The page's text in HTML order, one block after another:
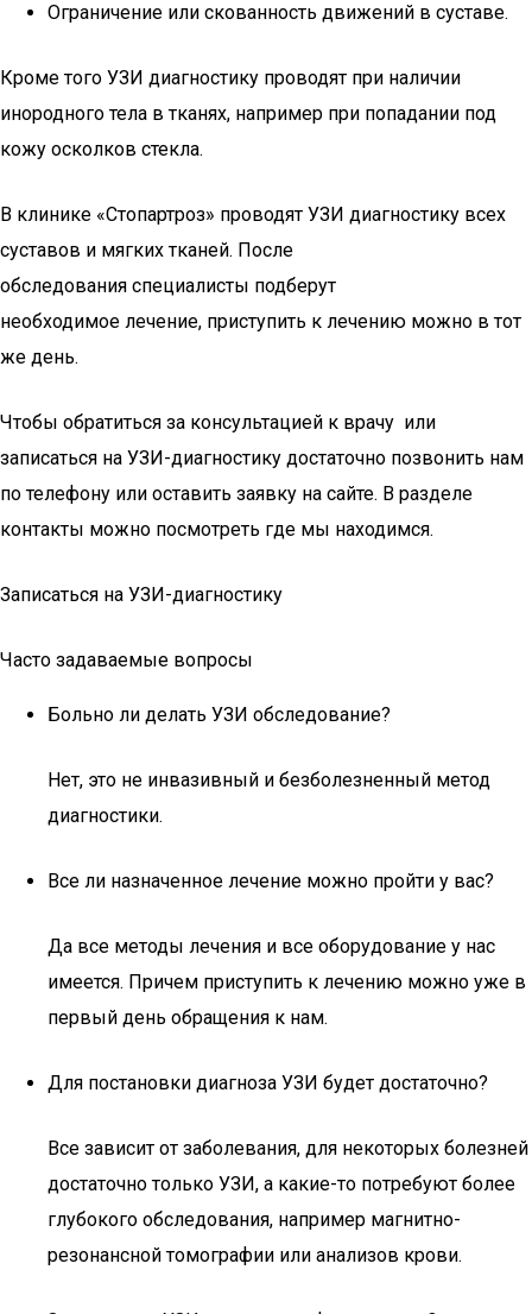
Ограничение или скованность движений в суставе.
Кроме того УЗИ диагностику проводят при наличии
инородного тела в тканях, например при попадании под
кожу осколков стекла.
В клинике «Стопартроз» проводят УЗИ диагностику всех
суставов и мягких тканей. После
обследования специалисты подберут
необходимое лечение, приступить к лечению можно в тот
же день.
Чтобы обратиться за консультацией к врачу или
записаться на УЗИ-диагностику достаточно позвонить нам
по телефону или оставить заявку на сайте. В разделе
контакты можно посмотреть где мы находимся.
Записаться на УЗИ-диагностику
Часто задаваемые вопросы
Больно ли делать УЗИ обследование?
Нет, это не инвазивный и безболезненный метод
диагностики.
Все ли назначенное лечение можно пройти у вас?
Да все методы лечения и все оборудование у нас
имеется. Причем приступить к лечению можно уже в
первый день обращения к нам.
Для постановки диагноза УЗИ будет достаточно?
Все зависит от заболевания, для некоторых болезней
достаточно только УЗИ, а какие-то потребуют более
глубокого обследования, например магнитно-
резонансной томографии или анализов крови.